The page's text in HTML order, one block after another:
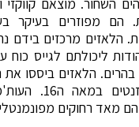
הם מפוזרים בעיקר
הלאזים מרכזים בידם
ליכולתם לגייס כוח
הלאזים ביססו את
מלחמה עם
מאד רחוקים